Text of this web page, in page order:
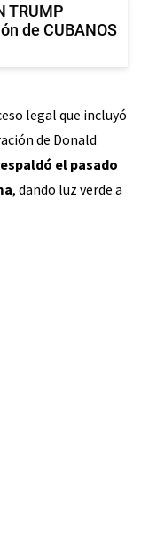
TRUMP
de CUBANOS
legal que incluyó
de Donald
el pasado
, dando luz verde a